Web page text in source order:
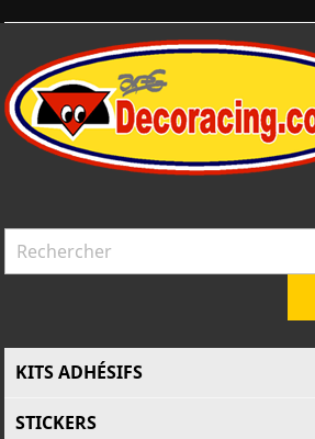
KITS ADHÉSIFS
STICKERS